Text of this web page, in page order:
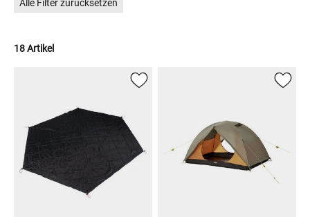
Alle Filter zurücksetzen
18 Artikel